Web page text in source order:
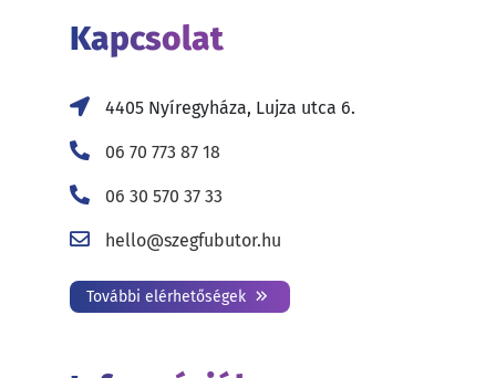
Kapcsolat
4405 Nyíregyháza, Lujza utca 6.
06 70 773 87 18
06 30 570 37 33
hello@szegfubutor.hu
További elérhetőségek